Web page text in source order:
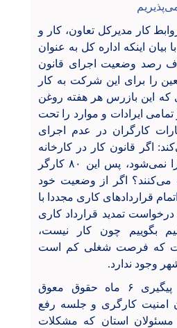
کار مدیرکل تعاون، کار و
بیان اینکه اداره کل به عنوان
رصد وضعیت اجرای قانون
را برای این شرکت به کار
این بازرس هر هفته روغن
تمامی ایرادات و موارد را تحت
کارگران در عدم اجرای
اگر قانون کار در کارخانه
روغن نباتی جهان اجرا نمی‌شود، پس این ۸۰ کارگر
می‌کنند؟ اگر از وضعیت خود
قراردادهای کاری مجددا با
تمدید قرارداد کاری
بگوییم چون کار نیست،
که فرصت شغلی کم است
وجود ندارد.
کریمی با اشاره به پیگیری ۶ ماه حقوق معوق
امنیت کارگری و جلسه رفع
مسئولان استان که مشکلات